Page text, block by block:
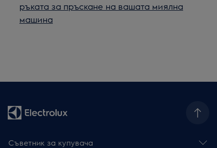
ръката за пръскане на вашата миялна
машина
Съветник за купувача